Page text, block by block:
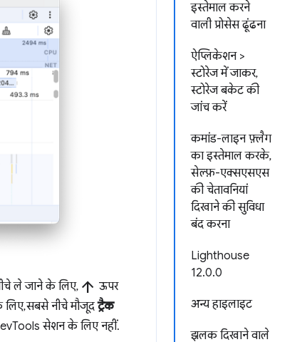
इस्तेमाल करने
वाली प्रोसेस ढूंढना
ऐप्लिकेशन >
स्टोरेज में जाकर,
स्टोरेज बकेट की
जांच करें
कमांड-लाइन फ़्लैग
का इस्तेमाल करके,
सेल्फ़-एक्सएसएस
की चेतावनियां
दिखाने की सुविधा
बंद करना
Lighthouse
12.0.0
अन्य हाइलाइट
झलक दिखाने वाले
ले जाने के लिए, arrow_upward ऊपर
लिए, सबसे नीचे मौजूदट्रैक
सेशन के लिए नहीं.